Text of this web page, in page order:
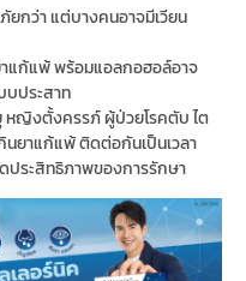
ยกว่า แต่บางคนอาจมีเวียน
แก้แพ้ พร้อมแอลกอฮอล์อาจ
บประสาท
หญิงตั้งครรภ์ ผู้ป่วยโรคตับ ไต
นยาแก้แพ้ ติดต่อกันเป็นเวลา
ประสิทธิภาพของการรักษา